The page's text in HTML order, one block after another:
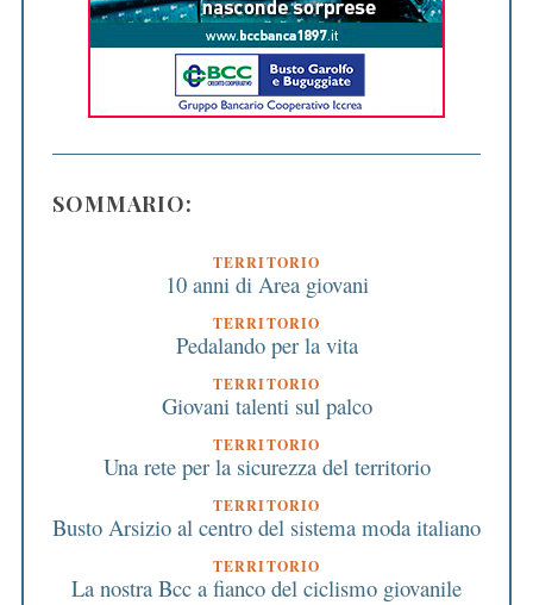
SOMMARIO:
TERRITORIO
10 anni di Area giovani
TERRITORIO
Pedalando per la vita
TERRITORIO
Giovani talenti sul palco
TERRITORIO
Una rete per la sicurezza del territorio
TERRITORIO
Busto Arsizio al centro del sistema moda italiano
TERRITORIO
La nostra Bcc a fianco del ciclismo giovanile